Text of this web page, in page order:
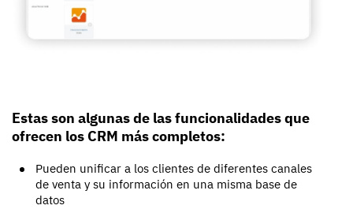
Estas son algunas de las funcionalidades que
ofrecen los CRM más completos:
Pueden unificar a los clientes de diferentes canales
de venta y su información en una misma base de
datos